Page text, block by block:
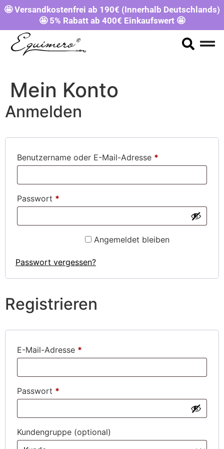
🤩 Versandkostenfrei ab 190€ (Innerhalb Deutschlands)
🤩 5% Rabatt ab 400€ Einkaufswert 🤩
Mein Konto
Anmelden
Benutzername oder E-Mail-Adresse *
Passwort *
Angemeldet bleiben
Passwort vergessen?
Registrieren
E-Mail-Adresse *
Passwort *
Kundengruppe (optional)